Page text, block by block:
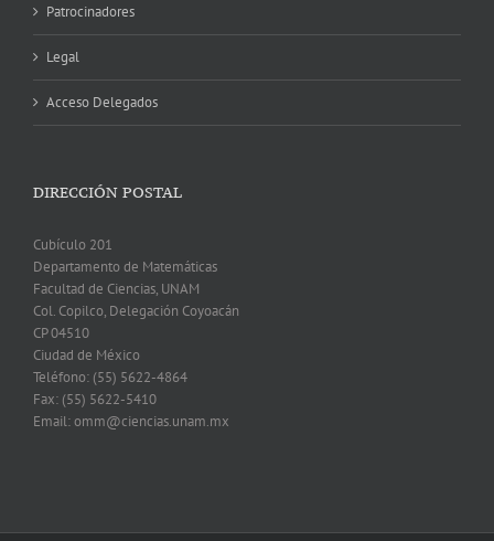
Patrocinadores
Legal
Acceso Delegados
DIRECCIÓN POSTAL
Cubículo 201
Departamento de Matemáticas
Facultad de Ciencias, UNAM
Col. Copilco, Delegación Coyoacán
CP 04510
Ciudad de México
Teléfono: (55) 5622-4864
Fax: (55) 5622-5410
Email: omm@ciencias.unam.mx